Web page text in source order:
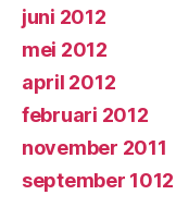
juni 2012
mei 2012
april 2012
februari 2012
november 2011
september 1012